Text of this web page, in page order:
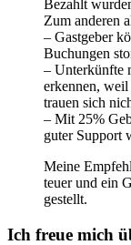
Bezahlt
Zum anderen
– Gastgeber
Buchungen
– Unterkünfte
erkennen, weil
trauen sich
– Mit 25%
guter Support
Meine
teuer und ein
gestellt.
Ich freue mich